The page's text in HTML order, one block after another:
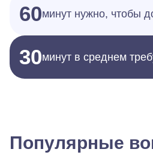
60минут нужно, чтобы
30минут в среднем
Популярные